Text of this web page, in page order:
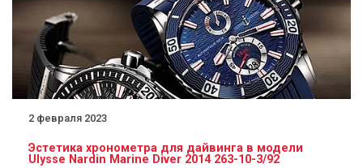
2 февраля 2023
Эстетика хронометра для дайвинга в модели
Ulysse Nardin Marine Diver 2014 263-10-3/92